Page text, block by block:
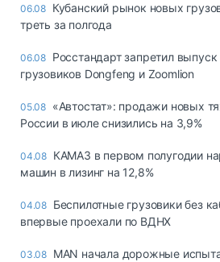
06.08 Кубанский рынок новых
треть за полгода
06.08 Росстандарт запретил
грузовиков Dongfeng и Zoomlion
05.08 «Автостат»: продажи новых
России в июле снизились на 3,9%
04.08 КАМАЗ в первом полугодии
машин в лизинг на 12,8%
04.08 Беспилотные грузовики без
впервые проехали по ВДНХ
03.08 MAN начала дорожные